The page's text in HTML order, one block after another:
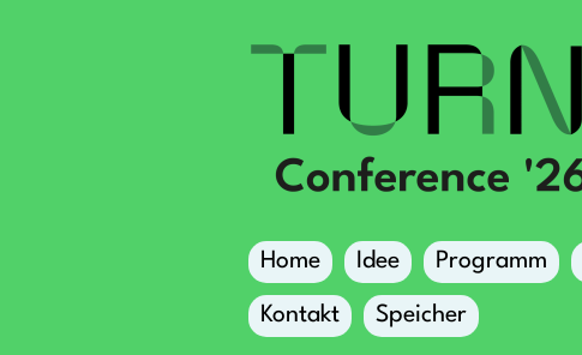
Home Idee Programm
Kontakt Speicher